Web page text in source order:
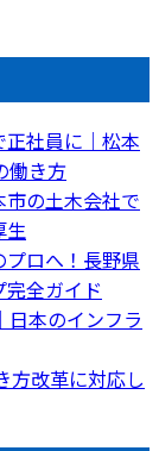
社員に｜松本
働き方
の土木会社で
生
ロへ！長野県
全ガイド
日本のインフラ
方改革に対応し